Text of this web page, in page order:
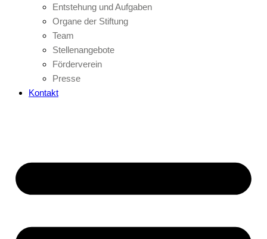
Entstehung und Aufgaben
Organe der Stiftung
Team
Stellenangebote
Förderverein
Presse
Kontakt